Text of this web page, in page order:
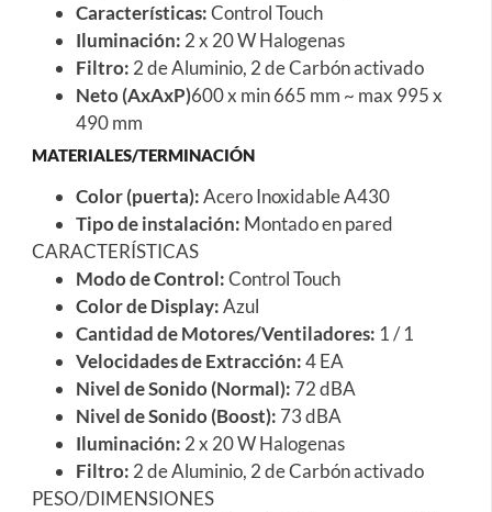
Características:Control Touch
Iluminación: 2 x 20 W Halogenas
Filtro: 2 de Aluminio, 2 de Carbón activado
Neto (AxAxP)600 x min 665 mm ~ max 995 x
490 mm
MATERIALES/TERMINACIÓN
Color (puerta):Acero Inoxidable A430
Tipo de instalación: Montado en pared
CARACTERÍSTICAS
Modo de Control:Control Touch
Color de Display:Azul
Cantidad de Motores/Ventiladores: 1 / 1
Velocidades de Extracción:4 EA
Nivel de Sonido (Normal): 72 dBA
Nivel de Sonido (Boost): 73 dBA
Iluminación: 2 x 20 W Halogenas
Filtro: 2 de Aluminio, 2 de Carbón activado
PESO/DIMENSIONES